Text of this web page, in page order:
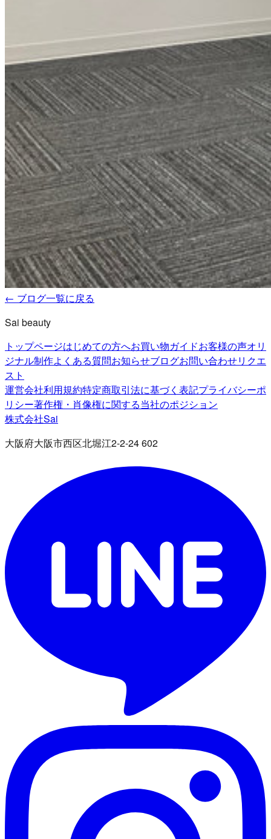
← ブログ一覧に戻る
Sai beauty
トップページはじめての方へお買い物ガイドお客様の声オリ
ジナル制作よくある質問お知らせブログお問い合わせリクエ
スト
運営会社利用規約特定商取引法に基づく表記プライバシーポ
リシー著作権・肖像権に関する当社のポジション
株式会社Sai
大阪府大阪市西区北堀江2-2-24 602